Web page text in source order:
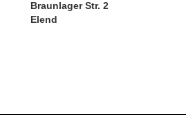
Braunlager Str. 2
Elend